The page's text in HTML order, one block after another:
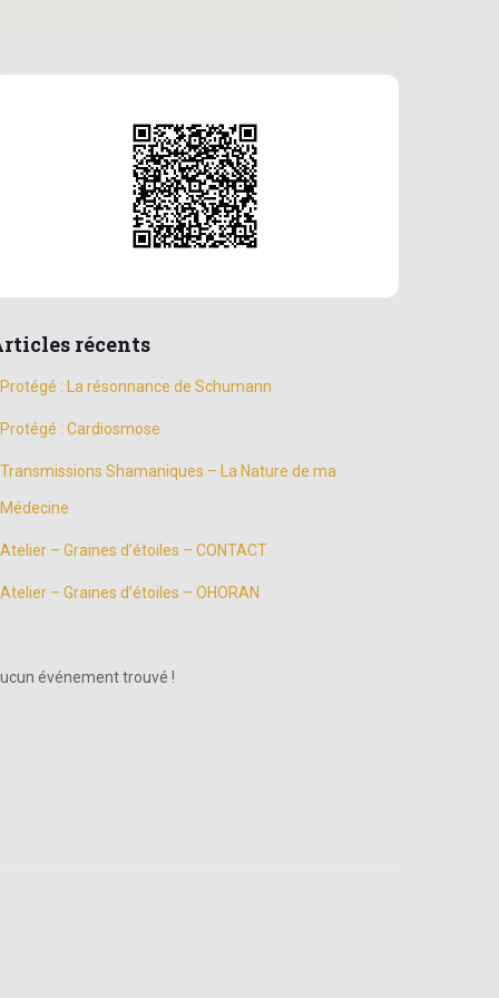
récents
Protégé : La résonnance de Schumann
Protégé : Cardiosmose
Transmissions Shamaniques – La Nature de ma
Médecine
Atelier – Graines d’étoiles – CONTACT
Atelier – Graines d’étoiles – OHORAN
événement trouvé !